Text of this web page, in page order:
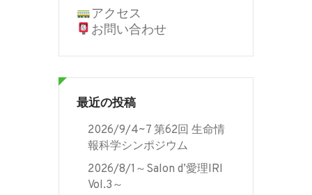
アクセス
お問い合わせ
最近の投稿
2026/9/4~7 第62回 生命情
報科学シンポジウム
2026/8/1～Salon d’愛理IRI
Vol.3～